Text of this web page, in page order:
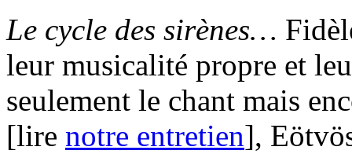
Le cycle des sirènes…
leur musicalité propre et
seulement le chant mais
[lire notre entretien],